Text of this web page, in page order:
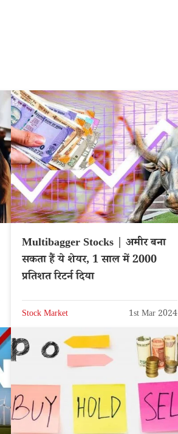
Multibagger Stocks | अमीर बना
सकता हैं ये शेयर, 1 साल में 2000
प्रतिशत रिटर्न दिया
Stock Market 1st Mar 2024